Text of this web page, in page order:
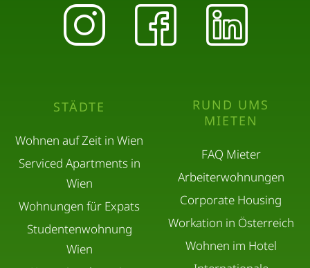
STÄDTE
Wohnen auf Zeit in Wien
Serviced Apartments in
Wien
Wohnungen für Expats
Studentenwohnung
Wien
RUND UMS
MIETEN
FAQ Mieter
Arbeiterwohnungen
Corporate Housing
Workation in Österreich
Wohnen im Hotel